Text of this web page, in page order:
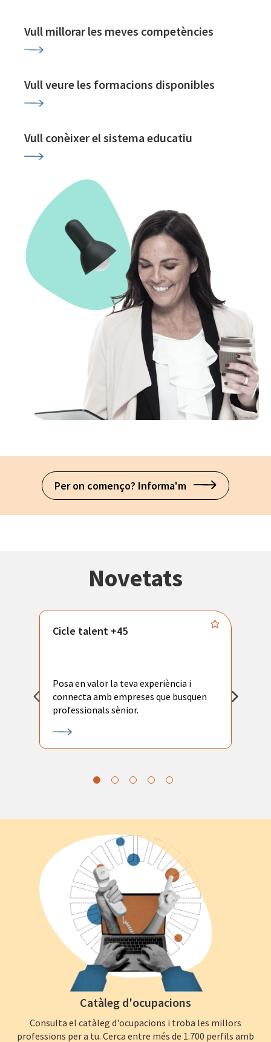
Vull millorar les meves competències
Vull veure les formacions disponibles
Vull conèixer el sistema educatiu
Per on començo? Informa'm
Novetats
Cicle talent +45
Posa en valor la teva experiència i
connecta amb empreses que busquen
professionals sènior.
Catàleg d'ocupacions
Consulta el catàleg d'ocupacions i troba les millors
professions per a tu. Cerca entre més de 1.700 perfils amb